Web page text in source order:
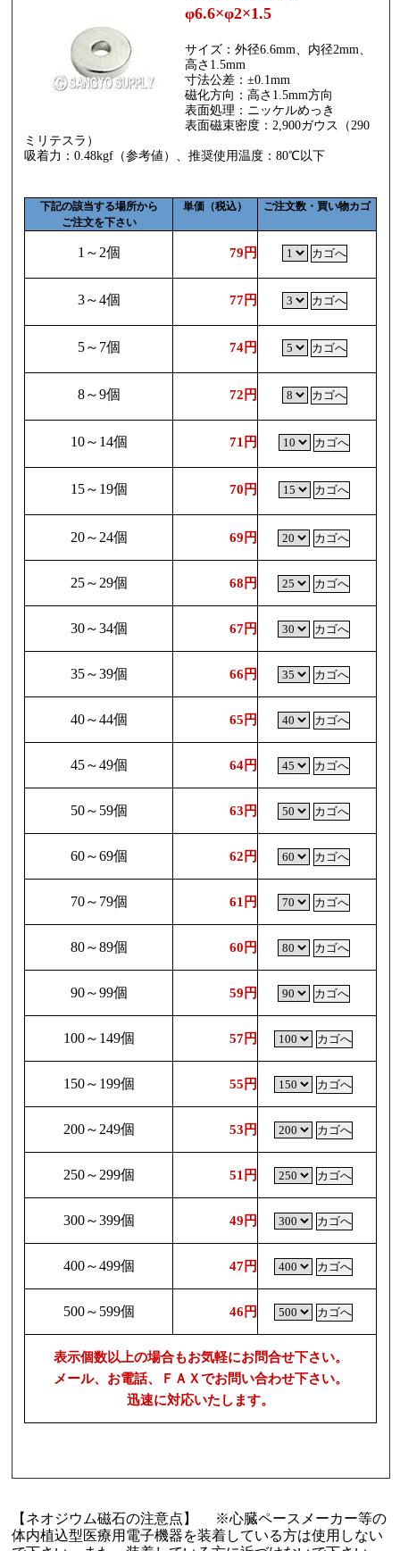
φ6.6×φ2×1.5
サイズ：外径6.6mm、内径2mm、
高さ1.5mm
寸法公差：±0.1mm
磁化方向：高さ1.5mm方向
表面処理：ニッケルめっき
表面磁束密度：2,900ガウス（290
ミリテスラ）
吸着力：0.48kgf（参考値）、推奨使用温度：80℃以下
下記の該当する場所から
ご注文を下さい
単価（税込） ご注文数・買い物カゴ
1～2個 79円
3～4個 77円
5～7個 74円
8～9個 72円
10～14個 71円
15～19個 70円
20～24個 69円
25～29個 68円
30～34個 67円
35～39個 66円
40～44個 65円
45～49個 64円
50～59個 63円
60～69個 62円
70～79個 61円
80～89個 60円
90～99個 59円
100～149個 57円
150～199個 55円
200～249個 53円
250～299個 51円
300～399個 49円
400～499個 47円
500～599個 46円
表示個数以上の場合もお気軽にお問合せ下さい。
メール、お電話、ＦＡＸでお問い合わせ下さい。
迅速に対応いたします。
【ネオジウム磁石の注意点】 ※心臓ペースメーカー等の
体内植込型医療用電子機器を装着している方は使用しない